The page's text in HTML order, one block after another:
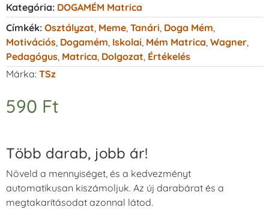
Kategória: DOGAMÉM Matrica
Címkék: Osztályzat Meme Tanári Doga Mém
Motivációs Dogamém Iskolai Mém Matrica Wagner
Pedagógus Matrica Dolgozat Értékelés
Márka: TSz
590 Ft
Több darab, jobb ár!
Növeld a mennyiséget, és a kedvezményt
automatikusan kiszámoljuk. Az új darabárat és a
megtakarításodat azonnal látod.